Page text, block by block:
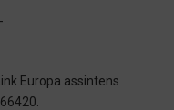
Europa assintens